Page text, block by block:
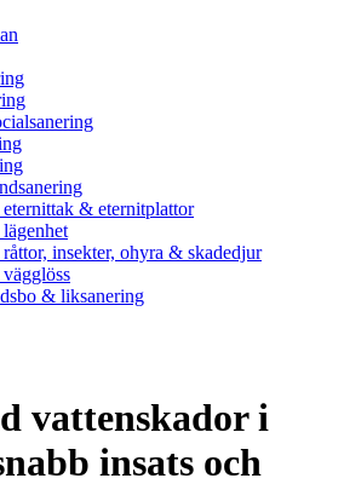
eternittak & eternitplattor
insekter, ohyra & skadedjur
& liksanering
vattenskador i
insats och